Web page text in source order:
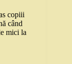
copiii
când
mici la